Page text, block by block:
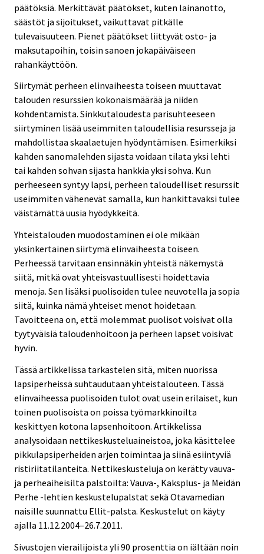
päätöksiä. Merkittävät päätökset, kuten lainanotto,
säästöt ja sijoitukset, vaikuttavat pitkälle
tulevaisuuteen. Pienet päätökset liittyvät osto- ja
maksutapoihin, toisin sanoen jokapäiväiseen
rahankäyttöön.
Siirtymät perheen elinvaiheesta toiseen muuttavat
talouden resurssien kokonaismäärää ja niiden
kohdentamista. Sinkkutaloudesta parisuhteeseen
siirtyminen lisää useimmiten taloudellisia resursseja ja
mahdollistaa skaalaetujen hyödyntämisen. Esimerkiksi
kahden sanomalehden sijasta voidaan tilata yksi lehti
tai kahden sohvan sijasta hankkia yksi sohva. Kun
perheeseen syntyy lapsi, perheen taloudelliset resurssit
useimmiten vähenevät samalla, kun hankittavaksi tulee
väistämättä uusia hyödykkeitä.
Yhteistalouden muodostaminen ei ole mikään
yksinkertainen siirtymä elinvaiheesta toiseen.
Perheessä tarvitaan ensinnäkin yhteistä näkemystä
siitä, mitkä ovat yhteisvastuullisesti hoidettavia
menoja. Sen lisäksi puolisoiden tulee neuvotella ja sopia
siitä, kuinka nämä yhteiset menot hoidetaan.
Tavoitteena on, että molemmat puolisot voisivat olla
tyytyväisiä taloudenhoitoon ja perheen lapset voisivat
hyvin.
Tässä artikkelissa tarkastelen sitä, miten nuorissa
lapsiperheissä suhtaudutaan yhteistalouteen. Tässä
elinvaiheessa puolisoiden tulot ovat usein erilaiset, kun
toinen puolisoista on poissa työmarkkinoilta
keskittyen kotona lapsenhoitoon. Artikkelissa
analysoidaan nettikeskusteluaineistoa, joka käsittelee
pikkulapsiperheiden arjen toimintaa ja siinä esiintyviä
ristiriitatilanteita. Nettikeskusteluja on kerätty vauva-
ja perheaiheisilta palstoilta: Vauva-, Kaksplus- ja Meidän
Perhe -lehtien keskustelupalstat sekä Otavamedian
naisille suunnattu Ellit-palsta. Keskustelut on käyty
ajalla 11.12.2004–26.7.2011.
Sivustojen vierailijoista yli 90 prosenttia on iältään noin